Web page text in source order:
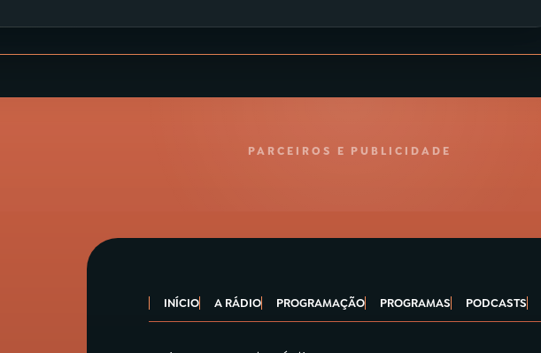
PARCEIROS E PUBLICIDADE
INÍCIO A RÁDIO PROGRAMAÇÃO PROGRAMAS PODCASTS